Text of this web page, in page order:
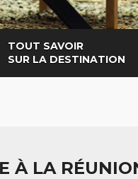
TOUT SAVOIR
SUR LA DESTINATION
À LA